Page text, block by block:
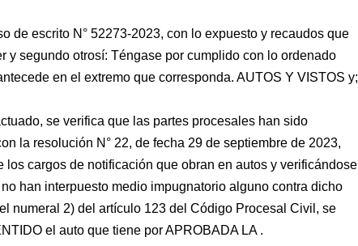
de escrito N° 52273-2023, con lo expuesto y recaudos que
y segundo otrosí: Téngase por cumplido con lo ordenado
en el extremo que corresponda. AUTOS Y VISTOS y;
se verifica que las partes procesales han sido
la resolución N° 22, de fecha 29 de septiembre de 2023,
los cargos de notificación que obran en autos y verificándose
han interpuesto medio impugnatorio alguno contra dicho
numeral 2) del artículo 123 del Código Procesal Civil, se
el auto que tiene por APROBADA LA .